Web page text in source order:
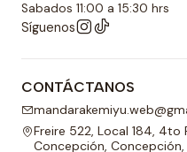
Sabados 11:00 a 15:30 hrs
Síguenos
CONTÁCTANOS
Freire 522, Local 184, 4to
Concepción, Concepción,